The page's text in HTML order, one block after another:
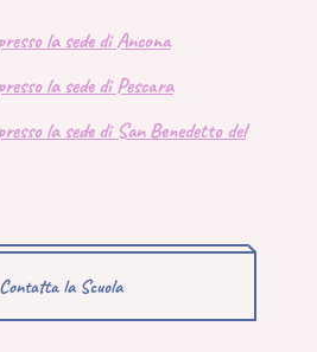
la sede di Ancona
la sede di Pescara
la sede di San Benedetto del
Contatta la Scuola